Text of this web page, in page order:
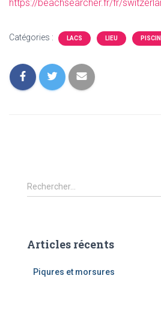
https://beachsearcher.fr/fr/
Catégories : LACS LIEU
R
e
r
Rechercher…
Articles récents
Piqures et morsures